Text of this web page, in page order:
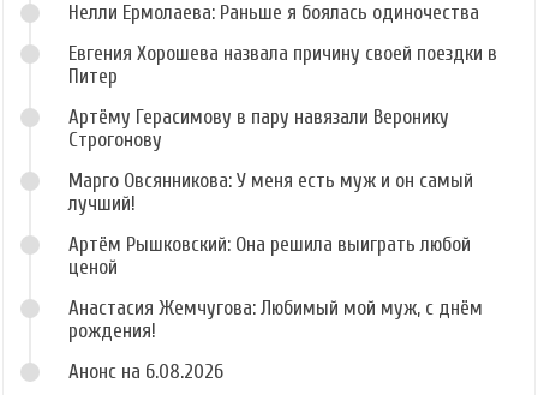
Нелли Ермолаева: Раньше я боялась одиночества
Евгения Хорошева назвала причину своей поездки в
Питер
Артёму Герасимову в пару навязали Веронику
Строгонову
Марго Овсянникова: У меня есть муж и он самый
лучший!
Артём Рышковский: Она решила выиграть любой
ценой
Анастасия Жемчугова: Любимый мой муж, с днём
рождения!
Анонс на 6.08.2026